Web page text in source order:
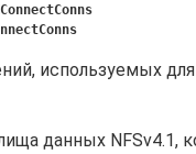
используемых
данных NFSv4.1,